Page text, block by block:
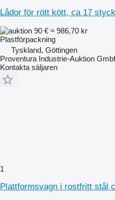
Lådor för rött kött, ca 17
90 € ≈ 986,70 kr
Plastförpackning
Tyskland, Göttingen
Proventura Industrie-Auktion
Kontakta säljaren
1
Plattformsvagn i rostfritt stål